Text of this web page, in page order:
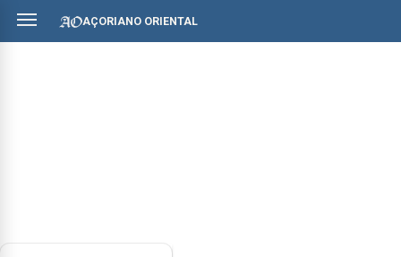
AÇORIANO ORIENTAL